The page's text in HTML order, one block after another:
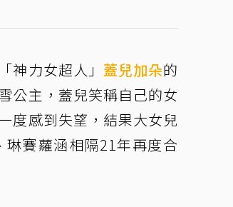
力女超人」 蓋兒加朵的
公主，蓋兒笑稱自己的女
度感到失望，結果大女兒
賽蘿涵相隔21年再度合